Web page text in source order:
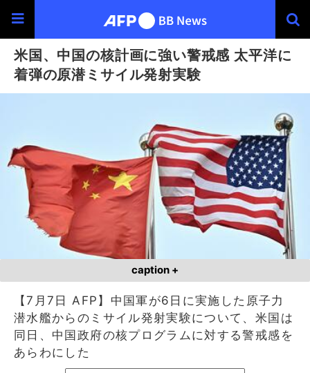
米国、中国の核計画に強い警戒感 太平洋に
着弾の原潜ミサイル発射実験
caption +
【7月7日 AFP】中国軍が6日に実施した原子力
潜水艦からのミサイル発射実験について、米国は
同日、中国政府の核プログラムに対する警戒感を
あらわにした